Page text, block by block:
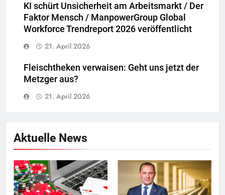
KI schürt Unsicherheit am Arbeitsmarkt / Der
Faktor Mensch / ManpowerGroup Global
Workforce Trendreport 2026 veröffentlicht
21. April 2026
Fleischtheken verwaisen: Geht uns jetzt der
Metzger aus?
21. April 2026
Aktuelle News